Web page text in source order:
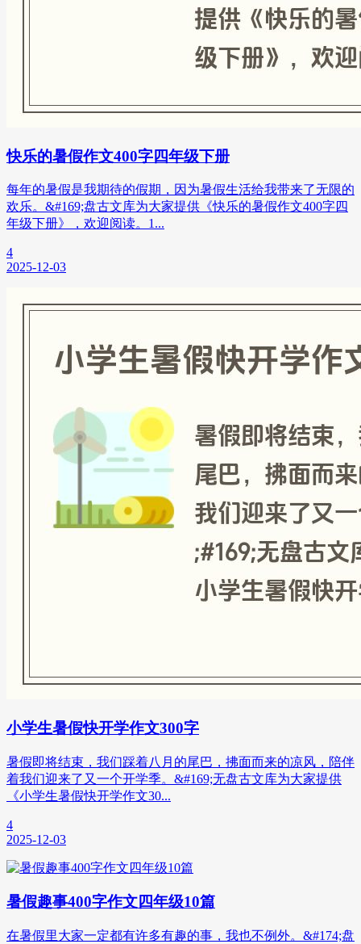
快乐的暑假作文400字四年级下册
每年的暑假是我期待的假期，因为暑假生活给我带来了无限的
欢乐。&#169;盘古文库为大家提供《快乐的暑假作文400字四
年级下册》，欢迎阅读。1...
4
2025-12-03
小学生暑假快开学作文300字
暑假即将结束，我们踩着八月的尾巴，拂面而来的凉风，陪伴
着我们迎来了又一个开学季。&#169;无盘古文库为大家提供
《小学生暑假快开学作文30...
4
2025-12-03
暑假趣事400字作文四年级10篇
在暑假里大家一定都有许多有趣的事，我也不例外。&#174;盘